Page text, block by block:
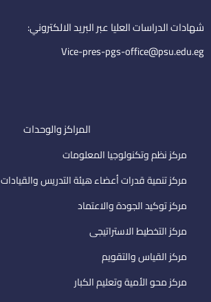
i
l
شهادات الدراسات العليا عبر البريد الالكتروني:
Vice-pres-pgs-office@psu.edu.eg
المراكز والوحدات
مركز نظم وتكنولوجيا المعلومات
مركز تنمية قدرات أعضاء هيئة التدريس والقيادات
مركز توكيد الجودة والاعتماد
مركز التخطيط الاستراتيجى
مركز القياس والتقويم
مركز محو الأمية وتعليم الكبار